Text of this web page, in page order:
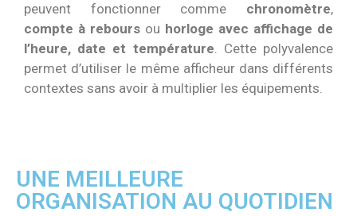
peuvent fonctionner comme chronomètre,
compte à rebours ou horloge avec affichage de
l’heure, date et température. Cette polyvalence
permet d’utiliser le même afficheur dans différents
contextes sans avoir à multiplier les équipements.
UNE MEILLEURE
ORGANISATION AU QUOTIDIEN